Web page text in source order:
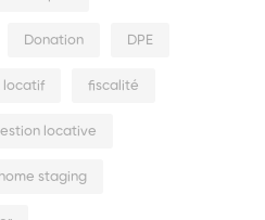
Donation DPE
locatif fiscalité
locative
home staging